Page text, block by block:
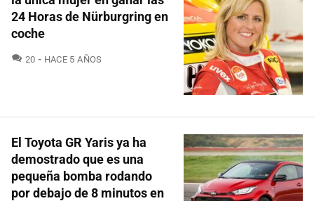
24 Horas de Nürburgring en
coche
20 COMENTARIOS
HACE 5 AÑOS
El Toyota GR Yaris ya ha
demostrado que es una
pequeña bomba rodando
por debajo de 8 minutos en